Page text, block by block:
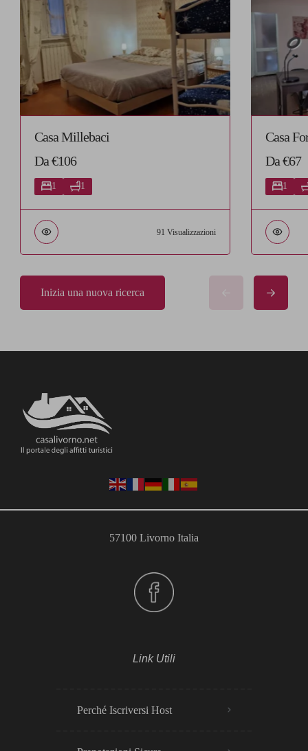
Casa Millebaci
Da €106
1 1
91 Visualizzazioni
Casa
Da €67
1
Inizia una nuova ricerca
57100 Livorno Italia
Link Utili
Perché Iscriversi Host